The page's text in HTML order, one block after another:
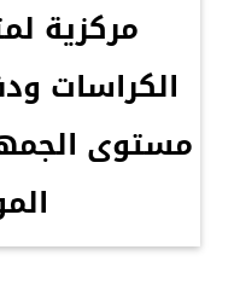
مركزية
الكراسات
مستوى